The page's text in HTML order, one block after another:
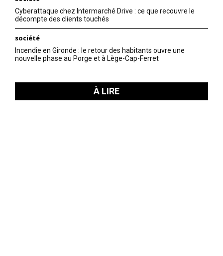
Cyberattaque chez Intermarché Drive : ce que recouvre le
décompte des clients touchés
société
Incendie en Gironde : le retour des habitants ouvre une
nouvelle phase au Porge et à Lège-Cap-Ferret
À LIRE